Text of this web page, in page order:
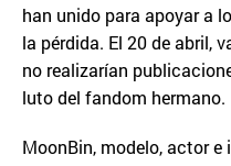
han unido para apoyar a
la pérdida. El 20 de abril,
no realizarían
luto del fandom hermano.
MoonBin, modelo, actor e